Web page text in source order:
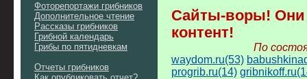
Фоторепортажи грибников
Дополнительное чтение
Рассказы грибников
Грибной календарь
Грибы по пятидневкам
Отчеты грибников
Сайты-воры!
контент!
По
waydom.ru(53)
progrib.ru(14)